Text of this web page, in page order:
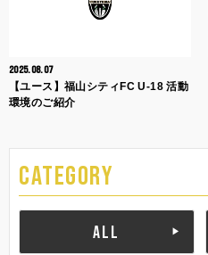
2025.08.07
【ユース】福山シティFC U-18 活動
環境のご紹介
CATEGORY
ALL